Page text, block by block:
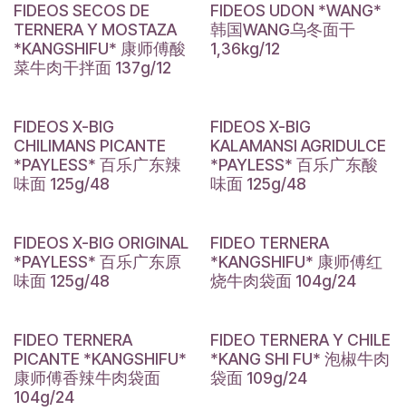
FIDEOS SECOS DE
TERNERA Y MOSTAZA
*KANGSHIFU* 康师傅酸
菜牛肉干拌面 137g/12
FIDEOS UDON *WANG*
韩国WANG乌冬面干
1,36kg/12
FIDEOS X-BIG
CHILIMANS PICANTE
*PAYLESS* 百乐广东辣
味面 125g/48
FIDEOS X-BIG
KALAMANSI AGRIDULCE
*PAYLESS* 百乐广东酸
味面 125g/48
FIDEOS X-BIG ORIGINAL
*PAYLESS* 百乐广东原
味面 125g/48
FIDEO TERNERA
*KANGSHIFU* 康师傅红
烧牛肉袋面 104g/24
FIDEO TERNERA
PICANTE *KANGSHIFU*
康师傅香辣牛肉袋面
104g/24
FIDEO TERNERA Y CHILE
*KANG SHI FU* 泡椒牛肉
袋面 109g/24